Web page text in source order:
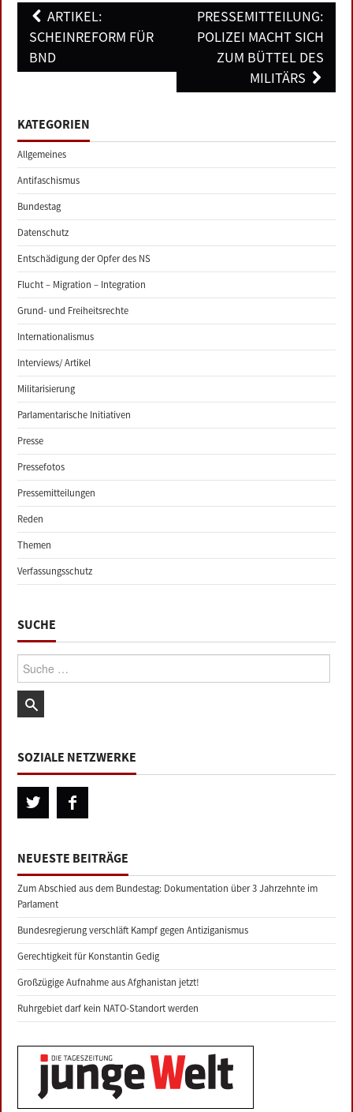
Post
navigation
ARTIKEL:
SCHEINREFORM FÜR
BND
PRESSEMITTEILUNG:
POLIZEI MACHT SICH
ZUM BÜTTEL DES
MILITÄRS
KATEGORIEN
Allgemeines
Antifaschismus
Bundestag
Datenschutz
Entschädigung der Opfer des NS
Flucht – Migration – Integration
Grund- und Freiheitsrechte
Internationalismus
Interviews/ Artikel
Militarisierung
Parlamentarische Initiativen
Presse
Pressefotos
Pressemitteilungen
Reden
Themen
Verfassungsschutz
SUCHE
Suche:
SOZIALE NETZWERKE
NEUESTE BEITRÄGE
Zum Abschied aus dem Bundestag: Dokumentation über 3 Jahrzehnte im
Parlament
Bundesregierung verschläft Kampf gegen Antiziganismus
Gerechtigkeit für Konstantin Gedig
Großzügige Aufnahme aus Afghanistan jetzt!
Ruhrgebiet darf kein NATO-Standort werden